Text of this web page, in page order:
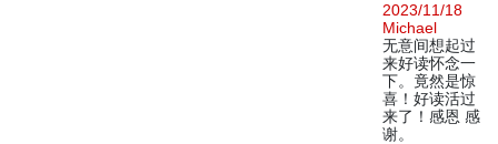
2023/11/18
Michael
无意间想起过
来好读怀念一
下。竟然是惊
喜！好读活过
来了！感恩 感
谢。